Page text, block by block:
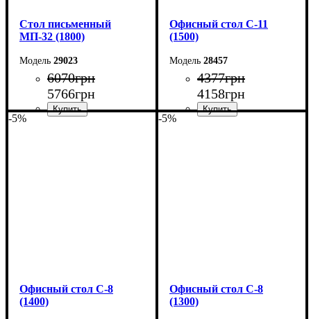
Cтол письменный
МП-32 (1800)
29023
6070грн
5766грн
Офисный стол С-11
(1500)
28457
4377грн
4158грн
-5%
Офисный стол С-8
(1400)
-5%
Офисный стол С-8
(1300)